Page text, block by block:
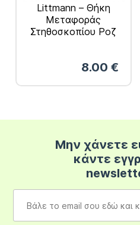
Littmann – Θήκη
Μεταφοράς
Στηθοσκοπίου Ροζ
8.00 €
Μην χάνετε
κάντε